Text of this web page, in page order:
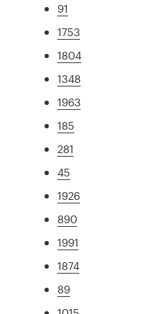
91
1753
1804
1348
1963
185
281
45
1926
890
1991
1874
89